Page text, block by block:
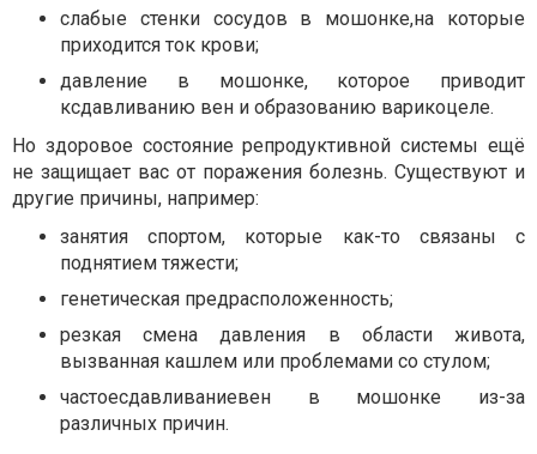
слабые стенки сосудов в мошонке,на которые
приходится ток крови;
давление в мошонке, которое приводит
ксдавливанию вен и образованию варикоцеле.
Но здоровое состояние репродуктивной системы ещё
не защищает вас от поражения болезнь. Существуют и
другие причины, например:
занятия спортом, которые как-то связаны с
поднятием тяжести;
генетическая предрасположенность;
резкая смена давления в области живота,
вызванная кашлем или проблемами со стулом;
частоесдавливаниевен в мошонке из-за
различных причин.